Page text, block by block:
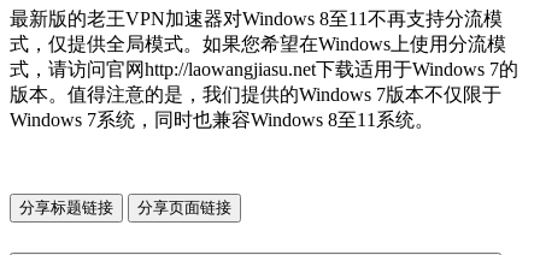
最新版的老王VPN加速器对Windows 8至11不再支持分流模
式，仅提供全局模式。如果您希望在Windows上使用分流模
式，请访问官网http://laowangjiasu.net下载适用于Windows 7的
版本。值得注意的是，我们提供的Windows 7版本不仅限于
Windows 7系统，同时也兼容Windows 8至11系统。
分享标题链接 分享页面链接